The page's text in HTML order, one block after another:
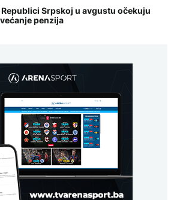
Srpskoj u avgustu očekuju
penzija